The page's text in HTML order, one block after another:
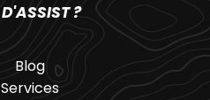
?
Blog
Services